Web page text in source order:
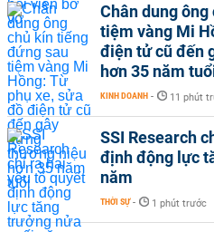
Chân dung
tiệm vàng Mi
điện tử cũ đến
hơn 35 năm
KINH DOANH - 11 phút
SSI Research
định động lực
năm
THỜI SỰ - 1 phút trước